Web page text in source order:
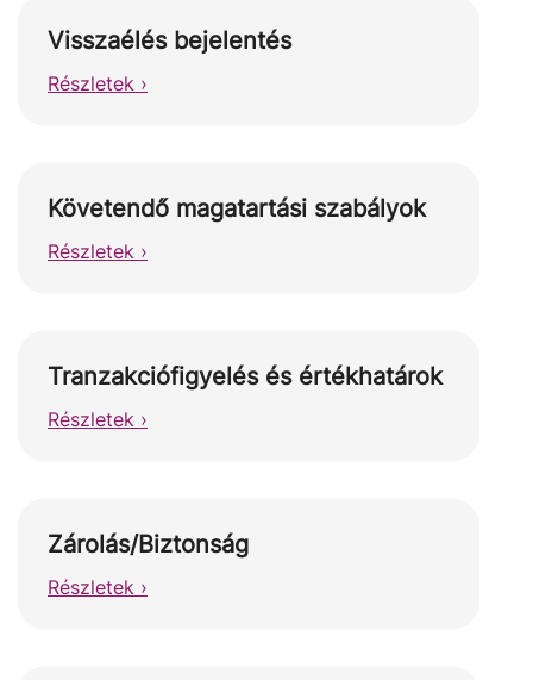
Visszaélés bejelentés
Részletek ›
Követendő magatartási szabályok
Részletek ›
Tranzakciófigyelés és értékhatárok
Részletek ›
Zárolás/Biztonság
Részletek ›